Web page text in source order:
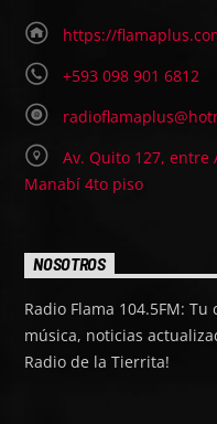
https://
+593 098 901 6812
Av. Quito 127, entre
Manabí 4to piso
NOSOTROS
Radio Flama 104.5FM:
música, noticias
Radio de la Tierrita!